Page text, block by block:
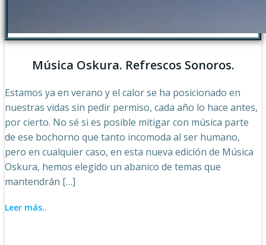
Música Oskura. Refrescos Sonoros.
Estamos ya en verano y el calor se ha posicionado en
nuestras vidas sin pedir permiso, cada año lo hace antes,
por cierto. No sé si es posible mitigar con música parte
de ese bochorno que tanto incomoda al ser humano,
pero en cualquier caso, en esta nueva edición de Música
Oskura, hemos elegido un abanico de temas que
mantendrán […]
Leer más..